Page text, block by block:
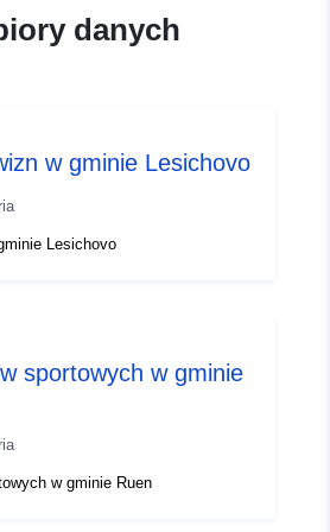
danych
w gminie Lesichovo
Lesichovo
sportowych w gminie
w gminie Ruen